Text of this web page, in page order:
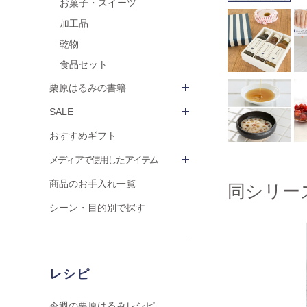
お菓子・スイーツ
加工品
乾物
食品セット
栗原はるみの書籍
SALE
おすすめギフト
メディアで使用したアイテム
商品のお手入れ一覧
シーン・目的別で探す
レシピ
同シリー